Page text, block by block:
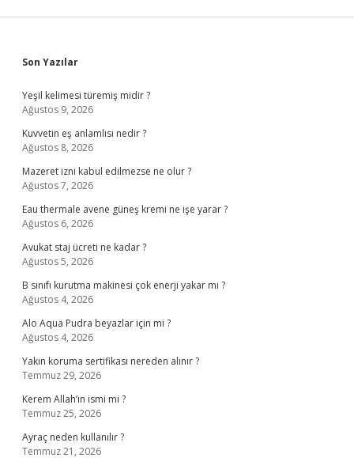
Sidebar
Son Yazılar
Yeşil kelimesi türemiş midir ?
Ağustos 9, 2026
Kuvvetin eş anlamlısı nedir ?
Ağustos 8, 2026
Mazeret izni kabul edilmezse ne olur ?
Ağustos 7, 2026
Eau thermale avene güneş kremi ne işe yarar ?
Ağustos 6, 2026
Avukat staj ücreti ne kadar ?
Ağustos 5, 2026
B sınıfı kurutma makinesi çok enerji yakar mı ?
Ağustos 4, 2026
Alo Aqua Pudra beyazlar için mi ?
Ağustos 4, 2026
Yakın koruma sertifikası nereden alınır ?
Temmuz 29, 2026
Kerem Allah’ın ismi mi ?
Temmuz 25, 2026
Ayraç neden kullanılır ?
Temmuz 21, 2026